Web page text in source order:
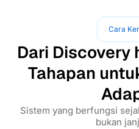
Cara
Dari Discovery
Tahapan
Sistem yang berfungsi
bukan